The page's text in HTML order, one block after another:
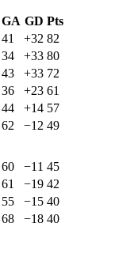
GA GD Pts
41 +32 82
34 +33 80
43 +33 72
36 +23 61
44 +14 57
62 −12 49
60 −11 45
61 −19 42
55 −15 40
68 −18 40